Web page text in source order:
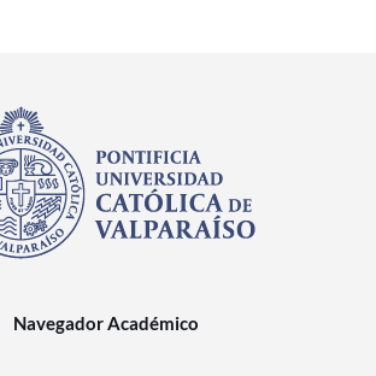
Navegador Académico